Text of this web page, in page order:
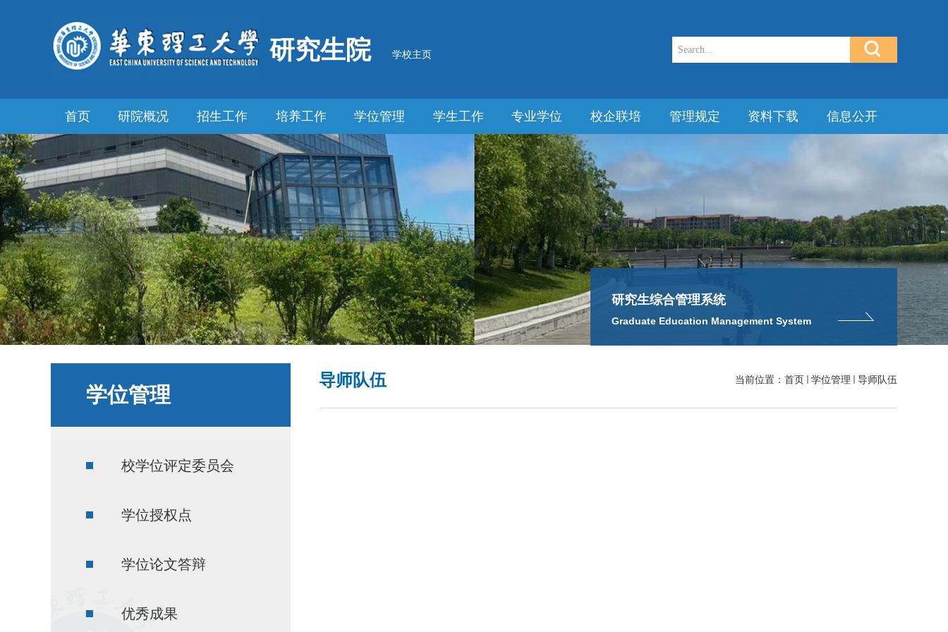
研究生院 学校主页
首页 研院概况 招生工作 培养工作 学位管理 学生工作 专业学位 校企联培 管理规定 资料下载 信息公开
研究生综合管理系统
Graduate Education Management System
学位管理
校学位评定委员会
学位授权点
学位论文答辩
优秀成果
当前位置： 首页 学位管理 导师队伍
导师队伍